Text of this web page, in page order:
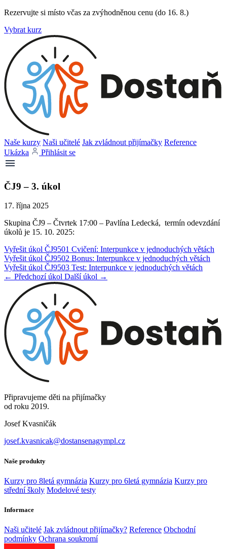
Rezervujte si místo včas za zvýhodněnou cenu (do 16. 8.)
Vybrat kurz
Naše kurzy Naši učitelé Jak zvládnout přijímačky Reference
Ukázka
Přihlásit se
ČJ9 – 3. úkol
17. října 2025
Skupina ČJ9 – Čtvrtek 17:00 – Pavlína Ledecká, termín odevzdání
úkolů je 15. 10. 2025:
Vyřešit úkol ČJ9501 Cvičení: Interpunkce v jednoduchých větách
Vyřešit úkol ČJ9502 Bonus: Interpunkce v jednoduchých větách
Vyřešit úkol ČJ9503 Test: Interpunkce v jednoduchých větách
← Předchozí úkol Další úkol →
Připravujeme děti na přijímačky
od roku 2019.
Josef Kvasničák
josef.kvasnicak@dostansenagympl.cz
Naše produkty
Kurzy pro 8letá gymnázia Kurzy pro 6letá gymnázia Kurzy pro
střední školy Modelové testy
Informace
Naši učitelé Jak zvládnout přijímačky? Reference Obchodní
podmínky Ochrana soukromí